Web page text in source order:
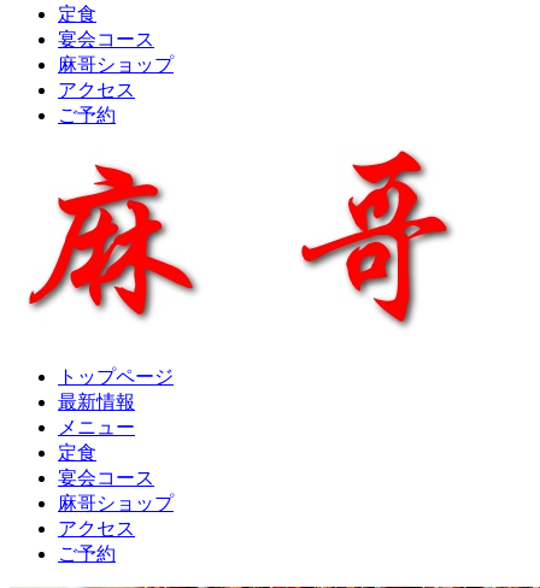
定食
宴会コース
麻哥ショップ
アクセス
ご予約
トップページ
最新情報
メニュー
定食
宴会コース
麻哥ショップ
アクセス
ご予約